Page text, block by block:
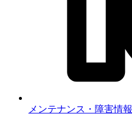
メンテナンス・障害情報